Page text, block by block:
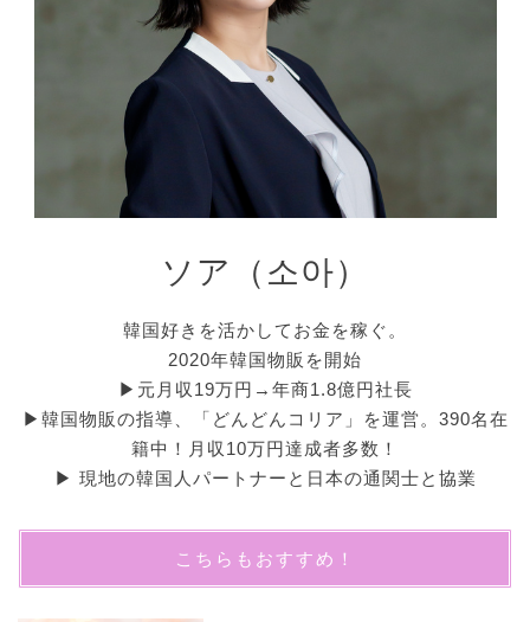
ソア（소아）
韓国好きを活かしてお金を稼ぐ。
2020年韓国物販を開始
▶︎元月収19万円→年商1.8億円社長
▶︎韓国物販の指導、「どんどんコリア」を運営。390名在
籍中！月収10万円達成者多数！
▶︎ 現地の韓国人パートナーと日本の通関士と協業
こちらもおすすめ！